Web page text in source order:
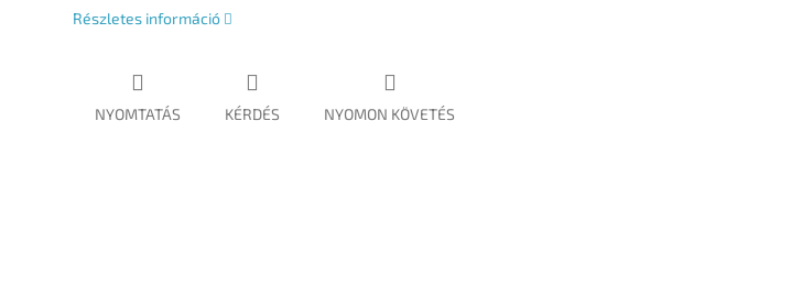
Részletes információ
NYOMTATÁS KÉRDÉS NYOMON KÖVETÉS